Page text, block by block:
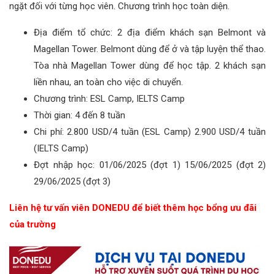
ngặt đối với từng học viên. Chương trình học toàn diện.
Địa điểm tổ chức: 2 địa điểm khách sạn Belmont và
Magellan Tower. Belmont dùng để ở và tập luyện thể thao.
Tòa nhà Magellan Tower dùng để học tập. 2 khách sạn
liền nhau, an toàn cho việc di chuyển.
Chương trình: ESL Camp, IELTS Camp
Thời gian: 4 đến 8 tuần
Chi phí: 2.800 USD/4 tuần (ESL Camp) 2.900 USD/4 tuần
(IELTS Camp)
Đợt nhập học: 01/06/2025 (đợt 1) 15/06/2025 (đợt 2)
29/06/2025 (đợt 3)
Liên hệ tư vấn viên DONEDU để biết thêm học bổng ưu đãi
của trường